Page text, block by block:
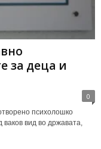
за деца и
0
психолошко
вид во државата,